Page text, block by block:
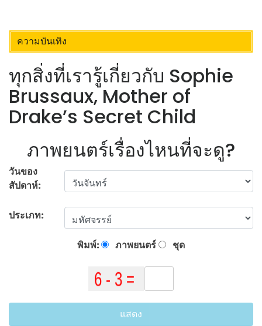
ความบันเทิง
ทุกสิ่งที่เรารู้เกี่ยวกับ Sophie
Brussaux, Mother of
Drake’s Secret Child
ภาพยนตร์เรื่องไหนที่จะดู?
วันของ
สัปดาห์:
ประเภท:
พิมพ์: ภาพยนตร์ ชุด
แสดง